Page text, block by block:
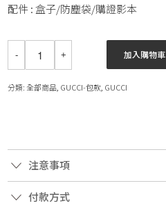
配件 : 盒子/防塵袋/購證影本
加入購物車
分類:全部商品 GUCCI-包款 GUCCI
注意事項
付款方式